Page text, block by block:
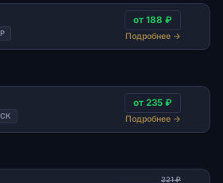
от 188 ₽
Подробнее →
от 235 ₽
Подробнее →
221 ₽